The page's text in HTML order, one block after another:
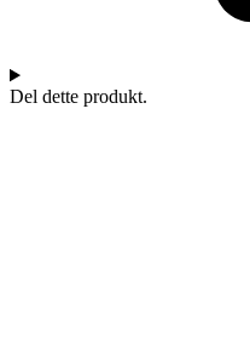
Del dette produkt.